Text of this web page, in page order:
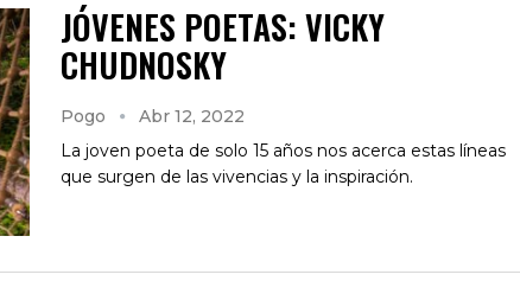
JÓVENES POETAS: VICKY
CHUDNOSKY
Pogo
Abr 12, 2022
La joven poeta de solo 15 años nos acerca estas líneas
que surgen de las vivencias y la inspiración.